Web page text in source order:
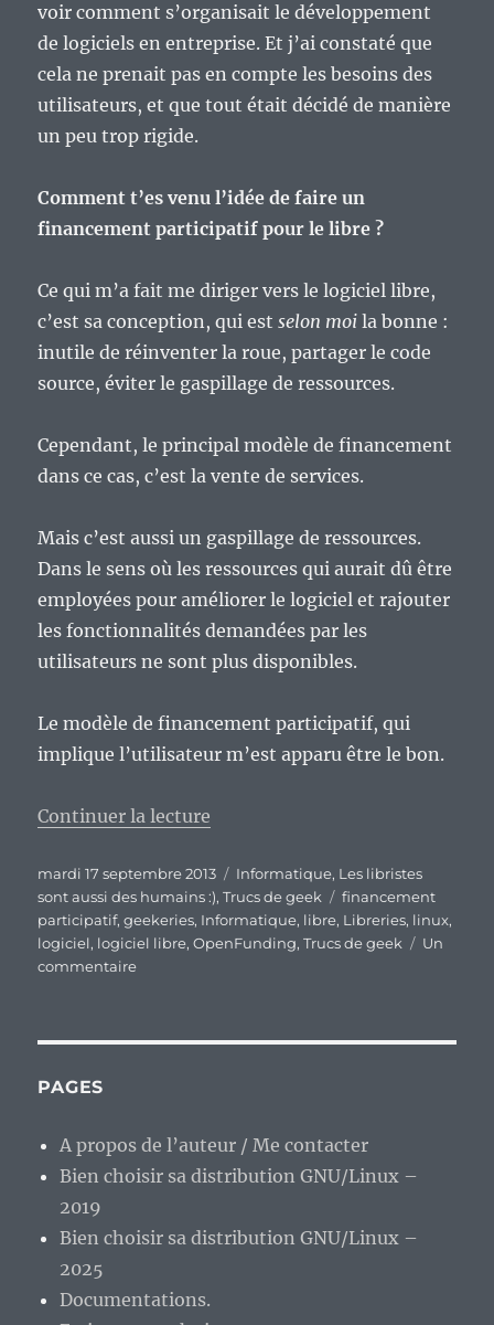
voir comment s’organisait le développement
de logiciels en entreprise. Et j’ai constaté que
cela ne prenait pas en compte les besoins des
utilisateurs, et que tout était décidé de manière
un peu trop rigide.
Comment t’es venu l’idée de faire un
financement participatif pour le libre ?
Ce qui m’a fait me diriger vers le logiciel libre,
c’est sa conception, qui estselon moi la bonne :
inutile de réinventer la roue, partager le code
source, éviter le gaspillage de ressources.
Cependant, le principal modèle de financement
dans ce cas, c’est la vente de services.
Mais c’est aussi un gaspillage de ressources.
Dans le sens où les ressources qui aurait dû être
employées pour améliorer le logiciel et rajouter
les fonctionnalités demandées par les
utilisateurs ne sont plus disponibles.
Le modèle de financement participatif, qui
implique l’utilisateur m’est apparu être le bon.
Continuer la lecture
Publié
le
mardi 17 septembre 2013 Catégories
Informatique, Les libristes
sont aussi des humains :),Trucs de geek Étiquettes
financement
participatif,geekeries, Informatique, libre, Libreries, linux,
logiciel, logiciel libre,OpenFunding,Trucs de geek
Un
commentairesur
participatif
?
PAGES
A propos de l’auteur / Me contacter
Bien choisir sa distribution GNU/Linux –
2019
Bien choisir sa distribution GNU/Linux –
2025
Documentations.